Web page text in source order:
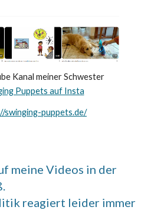
Kanal meiner Schwester
Puppets auf Insta
swinging-puppets.de/
meine Videos in der
reagiert leider immer